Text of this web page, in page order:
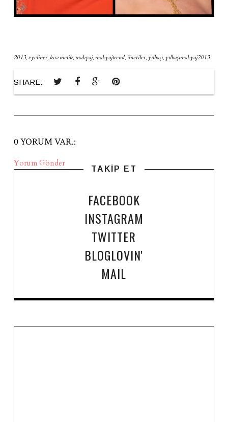
2013,eyeliner,kozmetik, makyaj, makyajtrend, öneriler,yılbaşı,yılbaşımakyaj2013
SHARE:
0 YORUM VAR.:
Yorum Gönder
TAKİP ET
FACEBOOK
INSTAGRAM
TWITTER
BLOGLOVIN'
MAIL